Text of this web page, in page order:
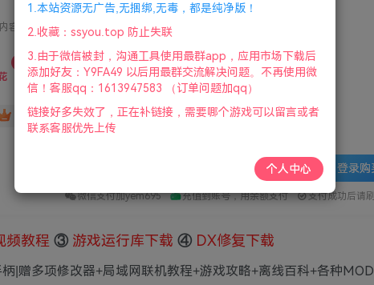
容为付费资源，请付费后查看
9.9 限时特惠
鲜花 99
赞助会员 免费
登录购
微信支付加yem695 充值到账号，用余额支付 支付成功后请
频教程 ③ 游戏运行库下载 ④ DX修复下载
|赠多项修改器+局域网联机教程+游戏攻略+离线百科+各种
1.本站资源无广告,无捆绑,无毒，都是纯净版！
2.收藏：ssyou.top 防止失联
3.由于微信被封，沟通工具使用最群app，应用市场下载后
添加好友：Y9FA49 以后用最群交流解决问题。不再使用微
信！客服qq：1613947583 （订单问题加qq）
链接好多失效了，正在补链接，需要哪个游戏可以留言或者
联系客服优先上传
个人中心